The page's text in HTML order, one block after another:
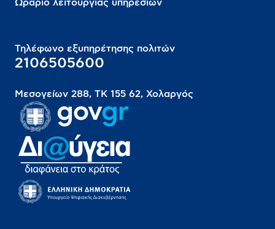
Ωράριο λειτουργίας υπηρεσιών
Τηλέφωνο εξυπηρέτησης πολιτών
2106505600
Μεσογείων 288, ΤΚ 155 62, Χολαργός